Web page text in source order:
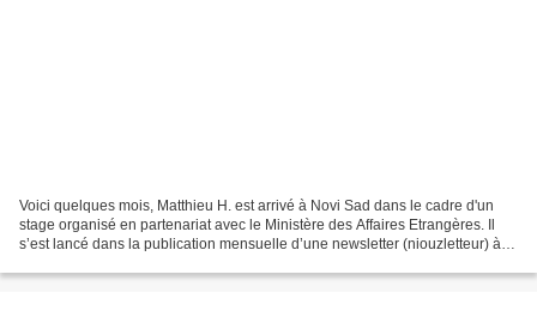
Voici quelques mois, Matthieu H. est arrivé à Novi Sad dans le cadre d'un
stage organisé en partenariat avec le Ministère des Affaires Etrangères. Il
s’est lancé dans la publication mensuelle d’une newsletter (niouzletteur) à